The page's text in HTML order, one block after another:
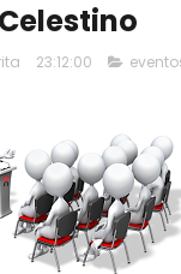
23:12:00